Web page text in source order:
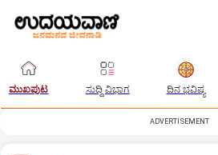
ಮುಖಪುಟ ಸುದ್ದಿ ವಿಭಾಗ ದಿನ ಭವಿಷ್ಯ
ADVERTISEMENT